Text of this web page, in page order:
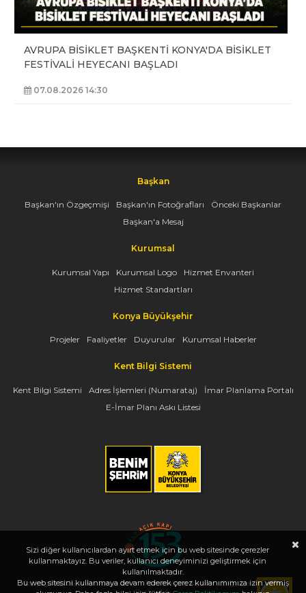
AVRUPA BİSİKLET BAŞKENTİ KONYA'DA BİSİKLET
FESTİVALİ HEYECANI BAŞLADI
07.08.2026 14:30
Başkan
Başkan'ın Özgeçmişi Başkan'ın Fotoğrafları
Önceki Başkanlar
Başkan'a Mesaj
Kurumsal
Kurumsal Yapı Kurumsal Logo
Hizmet Envanteri
Hizmet Standartları
Konya Büyükşehir
Projeler Faaliyetler Duyurular Kurumsal Haberler
Kent Bilgi Sistemi
Kent Bilgi Sistemi Adres İşlemleri (Numarataj)
İmar Planlama Portalı
E-İmar Planı Askı Listesi
Copyright 2026, www.konya.bel.tr - Tüm Hakları Saklıdır - Bilgi İşlem Dairesi
Sizi diğer kullanıcılardan ayırt etmek için bu web sitesinde çerezler
kullanmaktayız. Bu veriler, kullanıcı deneyiminizi geliştirmek için
kullanılmaktadır.
Bu web sitesini kullanmaya devam ederek çerez kullanımımıza izin vermiş